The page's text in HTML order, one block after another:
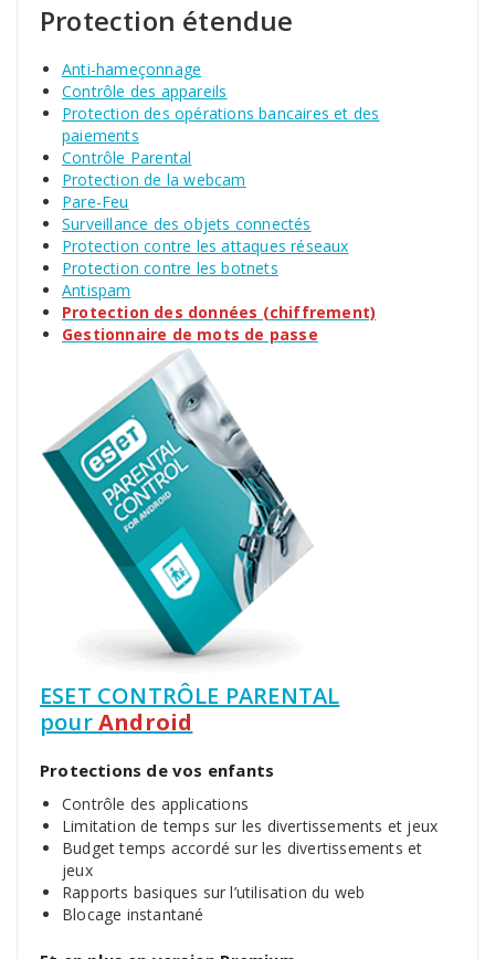
Protection étendue
Anti-hameçonnage
Contrôle des appareils
Protection des opérations bancaires et des
paiements
Contrôle Parental
Protection de la webcam
Pare-Feu
Surveillance des objets connectés
Protection contre les attaques réseaux
Protection contre les botnets
Antispam
Protection des données (chiffrement)
Gestionnaire de mots de passe
ESET CONTRÔLE PARENTAL
pourAndroid
Protections de vos enfants
Contrôle des applications
Limitation de temps sur les divertissements et jeux
Budget temps accordé sur les divertissements et
jeux
Rapports basiques sur l’utilisation du web
Blocage instantané